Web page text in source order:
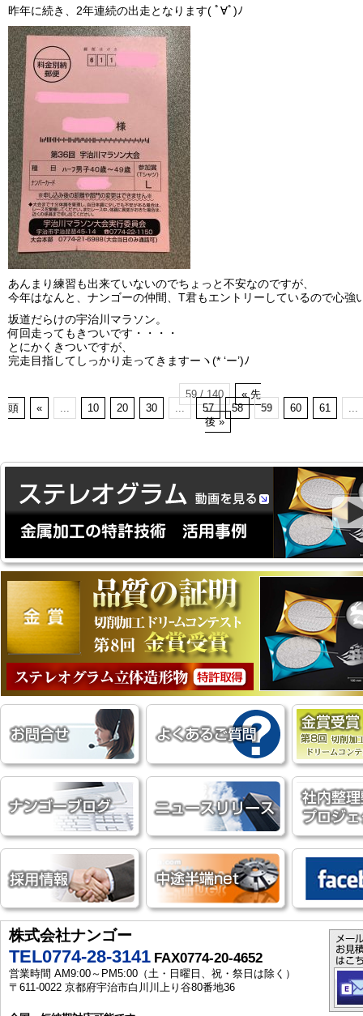
昨年に続き、2年連続の出走となります( ﾟ∀ﾟ)ﾉ
あんまり練習も出来ていないのでちょっと不安なのですが、
今年はなんと、ナンゴーの仲間、T君もエントリーしているので心強
坂道だらけの宇治川マラソン。
何回走ってもきついです・・・・
とにかくきついですが、
完走目指してしっかり走ってきますーヽ(* ‘ー’)ﾉ
59 / 140
« 先
頭
« ... 10 20 30 ... 57 58 59 60 61
...
後 »
株式会社ナンゴー
TEL0774-28-3141 FAX0774-20-4652
営業時間 AM9:00～PM5:00（土・日曜日、祝・祭日は除く）
〒611-0022 京都府宇治市白川川上り谷80番地36